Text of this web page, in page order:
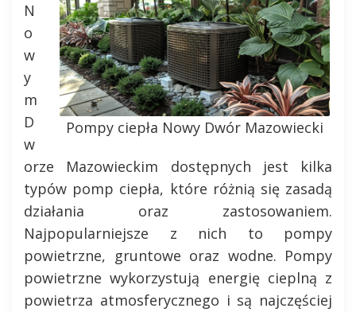
Pompy ciepła Nowy Dwór Mazowiecki
N
o
w
y
m
D
w
orze Mazowieckim dostępnych jest kilka
typów pomp ciepła, które różnią się zasadą
działania oraz zastosowaniem.
Najpopularniejsze z nich to pompy
powietrzne, gruntowe oraz wodne. Pompy
powietrzne wykorzystują energię cieplną z
powietrza atmosferycznego i są najczęściej